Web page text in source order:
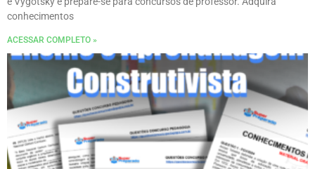
conhecimentos
ACESSAR COMPLETO »